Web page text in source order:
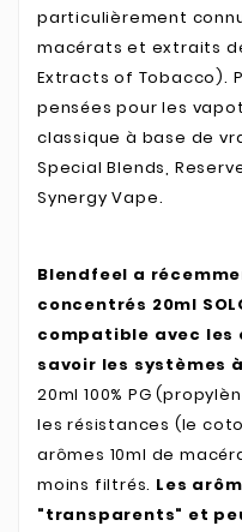
particulièrement
macérats et extraits
Extracts of Tobacco).
pensées pour les
classique à base de
Special Blends,
Synergy Vape.
Blendfeel a
concentrés 20ml
compatible avec
savoir les systèmes à
20ml 100% PG
les résistances (le
arômes 10ml de
moins filtrés. Les
"transparents" et